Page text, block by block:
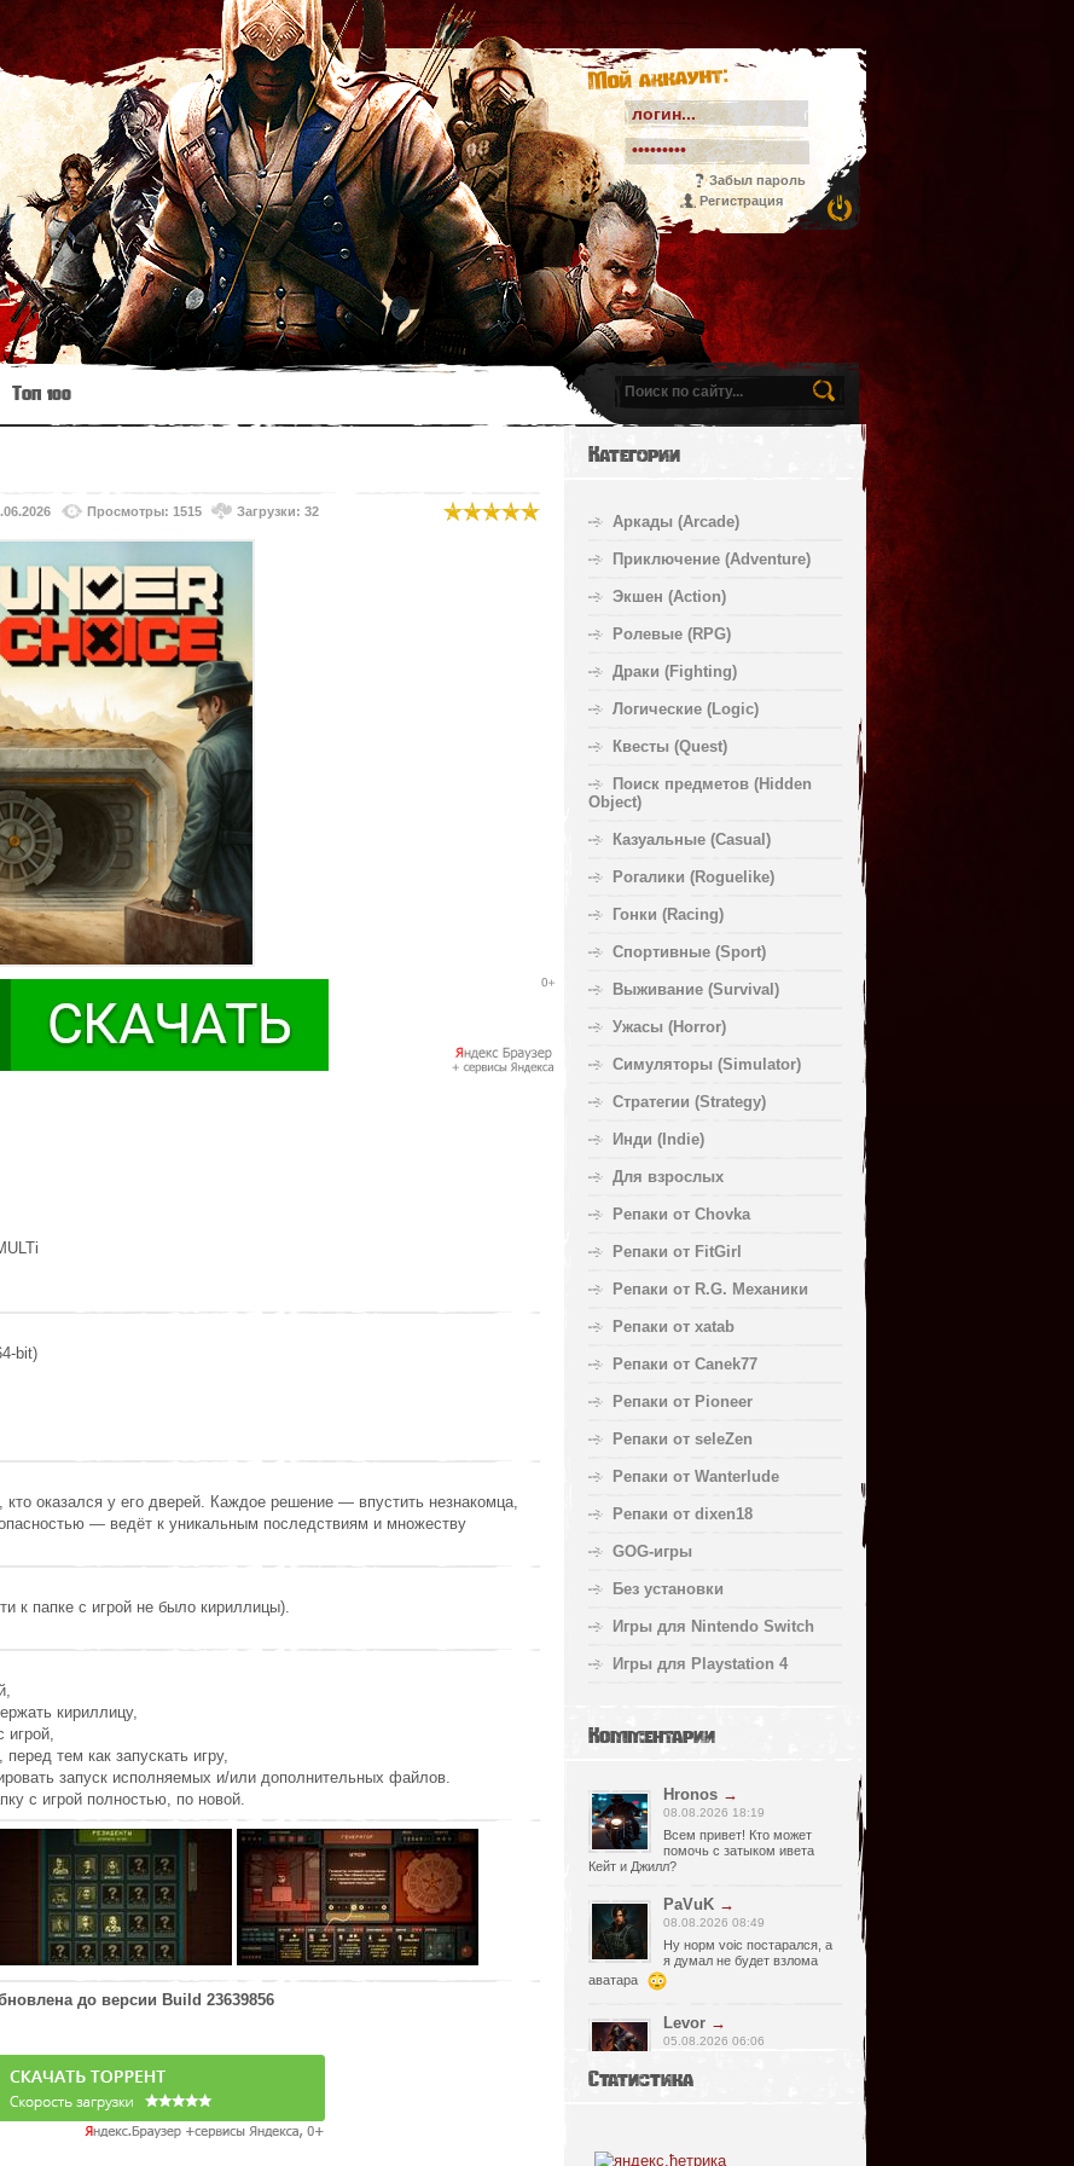
Мой аккаунт:
Забыл пароль
Регистрация
Топ 100
Просмотры: 1515 Загрузки: 32
bit)
оказался у его дверей. Каждое решение — впустить незнакомца,
— ведёт к уникальным последствиям и множеству
к папке с игрой не было кириллицы).
кириллицу,
игрой,
тем как запускать игру,
запуск исполняемых и/или дополнительных файлов.
с игрой полностью, по новой.
до версии Build 23639856
Категории
Аркады (Arcade)
Приключение (Adventure)
Экшен (Action)
Ролевые (RPG)
Драки (Fighting)
Логические (Logic)
Квесты (Quest)
Поиск предметов (Hidden
Object)
Казуальные (Casual)
Рогалики (Roguelike)
Гонки (Racing)
Спортивные (Sport)
Выживание (Survival)
Ужасы (Horror)
Симуляторы (Simulator)
Стратегии (Strategy)
Инди (Indie)
Для взрослых
Репаки от Chovka
Репаки от FitGirl
Репаки от R.G. Механики
Репаки от xatab
Репаки от Canek77
Репаки от Pioneer
Репаки от seleZen
Репаки от Wanterlude
Репаки от dixen18
GOG-игры
Без установки
Игры для Nintendo Switch
Игры для Playstation 4
Комментарии
Hronos →
08.08.2026 18:19
Всем привет! Кто может
помочь с затыком ивета
Кейт и Джилл?
PaVuK →
08.08.2026 08:49
Ну норм voic постарался, а
я думал не будет взлома
аватара
Levor →
05.08.2026 06:06
указал что есть видимо
Статистика